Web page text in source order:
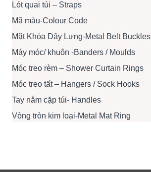
Lót quai túi – Straps
Mã màu-Colour Code
Mặt Khóa Dây Lưng-Metal Belt Buckles
Máy móc/ khuôn -Banders / Moulds
Móc treo rèm – Shower Curtain Rings
Móc treo tất – Hangers / Sock Hooks
Tay nắm cặp túi- Handles
Vòng tròn kim loại-Metal Mat Ring